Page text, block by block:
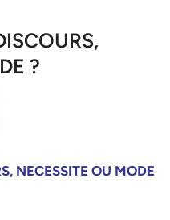
?
NECESSITE OU MODE